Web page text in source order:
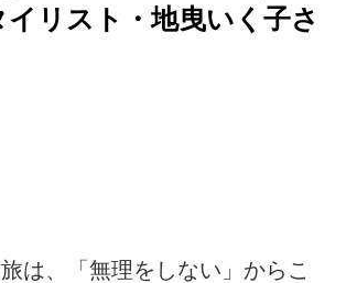
リスト・地曳いく子さ
は、「無理をしない」からこ